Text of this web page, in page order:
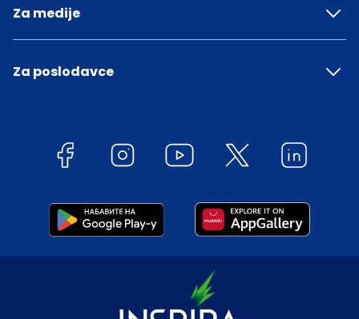
Za medije
Za poslodavce